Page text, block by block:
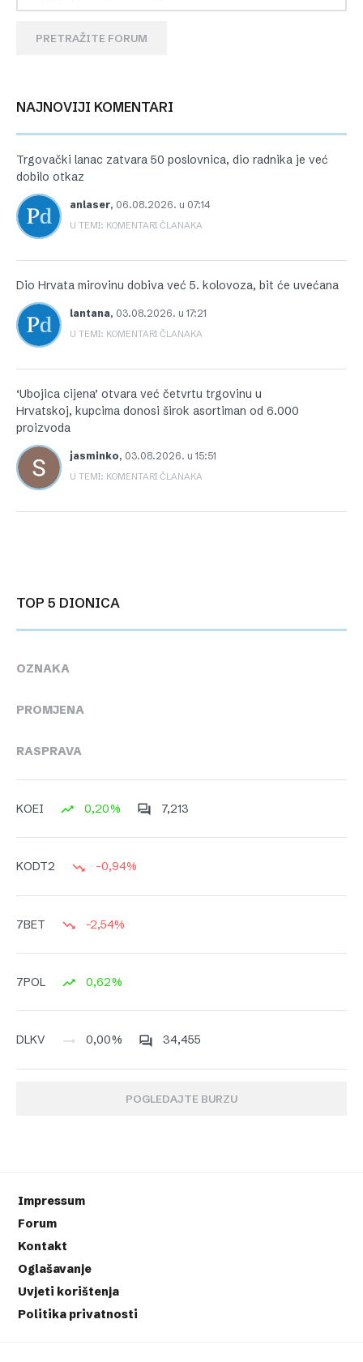
PRETRAŽITE FORUM
NAJNOVIJI KOMENTARI
Trgovački lanac zatvara 50 poslovnica, dio radnika je već
dobilo otkaz
anlaser, 06.08.2026. u 07:14
U TEMI: KOMENTARI ČLANAKA
Dio Hrvata mirovinu dobiva već 5. kolovoza, bit će uvećana
lantana, 03.08.2026. u 17:21
U TEMI: KOMENTARI ČLANAKA
‘Ubojica cijena’ otvara već četvrtu trgovinu u
Hrvatskoj, kupcima donosi širok asortiman od 6.000
proizvoda
jasminko, 03.08.2026. u 15:51
U TEMI: KOMENTARI ČLANAKA
TOP 5 DIONICA
OZNAKA
PROMJENA
RASPRAVA
KOEI 0,20% 7,213
KODT2 -0,94%
7BET -2,54%
7POL 0,62%
DLKV 0,00% 34,455
POGLEDAJTE BURZU
Impressum
Forum
Kontakt
Oglašavanje
Uvjeti korištenja
Politika privatnosti